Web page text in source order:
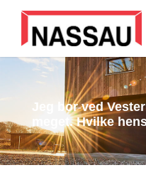
Jeg bor ved
meget. Hvilke